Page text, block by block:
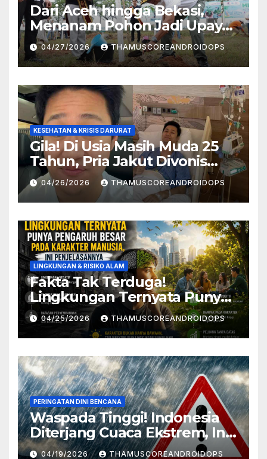
Dari Aceh hingga Bekasi,
Menanam Pohon Jadi Upaya
Redam Bencana Alam
04/27/2026 THAMUSCOREANDROIDOPS
KESEHATAN & KRISIS DARURAT
Gila! Di Usia Masih Muda 25
Tahun, Pria Jakut Divonis
Kanker Limfoma, Ini Dugaan
Penyebabnya
04/26/2026 THAMUSCOREANDROIDOPS
LINGKUNGAN & RISIKO ALAM
Fakta Tak Terduga!
Lingkungan Ternyata Punya
Pengaruh Besar Pada
Karakter Manusia, Ini
Penjelasannya
04/25/2026 THAMUSCOREANDROIDOPS
PERINGATAN DINI BENCANA
Waspada Tinggi! Indonesia
Diterjang Cuaca Ekstrem, Ini
Daftar Daerah Rawan
04/19/2026 THAMUSCOREANDROIDOPS